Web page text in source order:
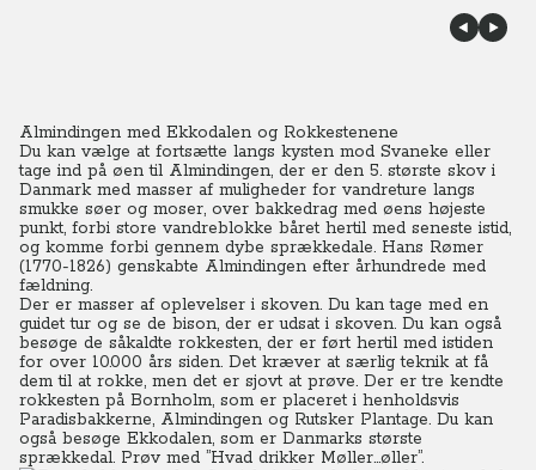
Almindingen med Ekkodalen og Rokkestenene
Du kan vælge at fortsætte langs kysten mod Svaneke eller
tage ind på øen til Almindingen, der er den 5. største skov i
Danmark med masser af muligheder for vandreture langs
smukke søer og moser, over bakkedrag med øens højeste
punkt, forbi store vandreblokke båret hertil med seneste istid,
og komme forbi gennem dybe sprækkedale. Hans Rømer
(1770-1826) genskabte Almindingen efter århundrede med
fældning.
Der er masser af oplevelser i skoven. Du kan tage med en
guidet tur og se de bison, der er udsat i skoven. Du kan også
besøge de såkaldte rokkesten, der er ført hertil med istiden
for over 10.000 års siden. Det kræver at særlig teknik at få
dem til at rokke, men det er sjovt at prøve. Der er tre kendte
rokkesten på Bornholm, som er placeret i henholdsvis
Paradisbakkerne, Almindingen og Rutsker Plantage. Du kan
også besøge Ekkodalen, som er Danmarks største
sprækkedal. Prøv med ”Hvad drikker Møller…øller”.